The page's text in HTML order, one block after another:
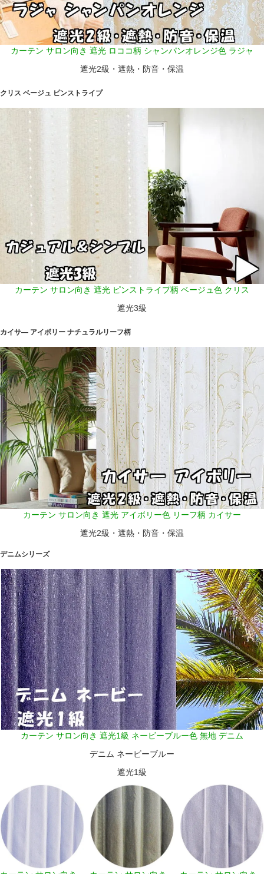
カーテン サロン向き 遮光 ロココ柄 シャンパンオレンジ色 ラジャ
遮光2級・遮熱・防音・保温
クリス ベージュ ピンストライプ
カーテン サロン向き 遮光 ピンストライプ柄 ベージュ色 クリス
遮光3級
カイサ― アイボリー ナチュラルリーフ柄
カーテン サロン向き 遮光 アイボリー色 リーフ柄 カイサー
遮光2級・遮熱・防音・保温
デニムシリーズ
カーテン サロン向き 遮光1級 ネービーブルー色 無地 デニム
デニム ネービーブルー
遮光1級